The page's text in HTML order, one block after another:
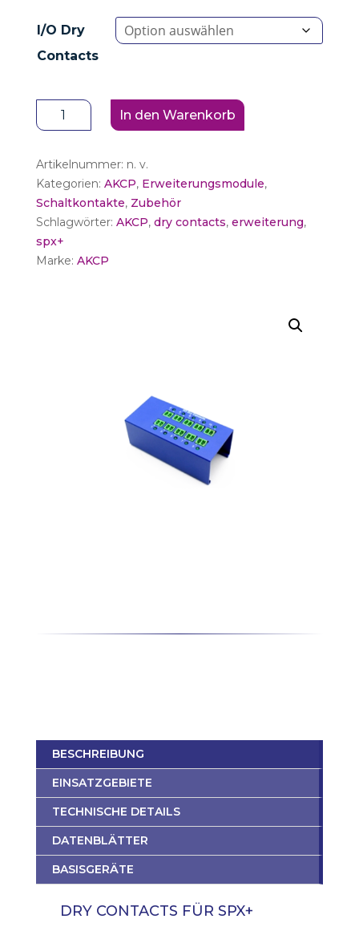
I/O Dry
Contacts
AKCP
sensorProbeX+
I/O
dry
contacts
Menge
In den Warenkorb
Artikelnummer: n. v.
Kategorien: AKCP, Erweiterungsmodule,
Schaltkontakte, Zubehör
Schlagwörter: AKCP, dry contacts, erweiterung,
spx+
Marke: AKCP
BESCHREIBUNG
EINSATZGEBIETE
TECHNISCHE DETAILS
DATENBLÄTTER
BASISGERÄTE
DRY CONTACTS FÜR SPX+